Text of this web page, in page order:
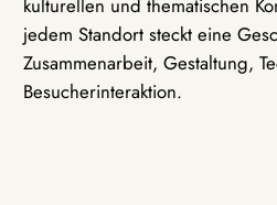
kulturellen und thematischen
jedem Standort steckt eine
Zusammenarbeit, Gestaltung,
Besucherinteraktion.